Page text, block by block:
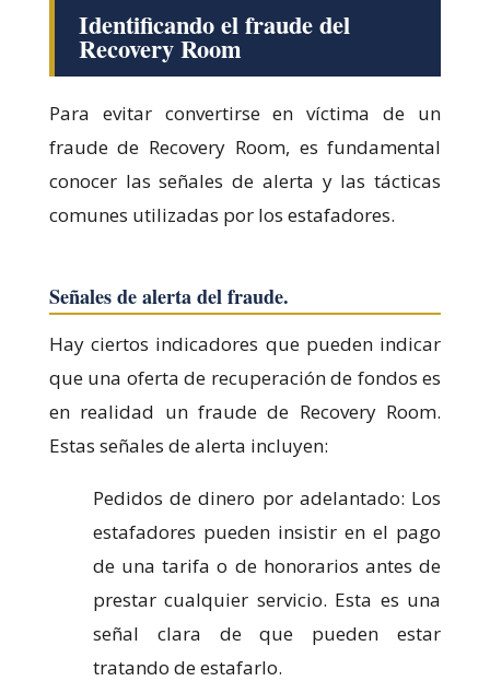
Identificando el fraude del
Recovery Room
Para evitar convertirse en víctima de un
fraude de Recovery Room, es fundamental
conocer las señales de alerta y las tácticas
comunes utilizadas por los estafadores.
Señales de alerta del fraude.
Hay ciertos indicadores que pueden indicar
que una oferta de recuperación de fondos es
en realidad un fraude de Recovery Room.
Estas señales de alerta incluyen:
Pedidos de dinero por adelantado: Los
estafadores pueden insistir en el pago
de una tarifa o de honorarios antes de
prestar cualquier servicio. Esta es una
señal clara de que pueden estar
tratando de estafarlo.